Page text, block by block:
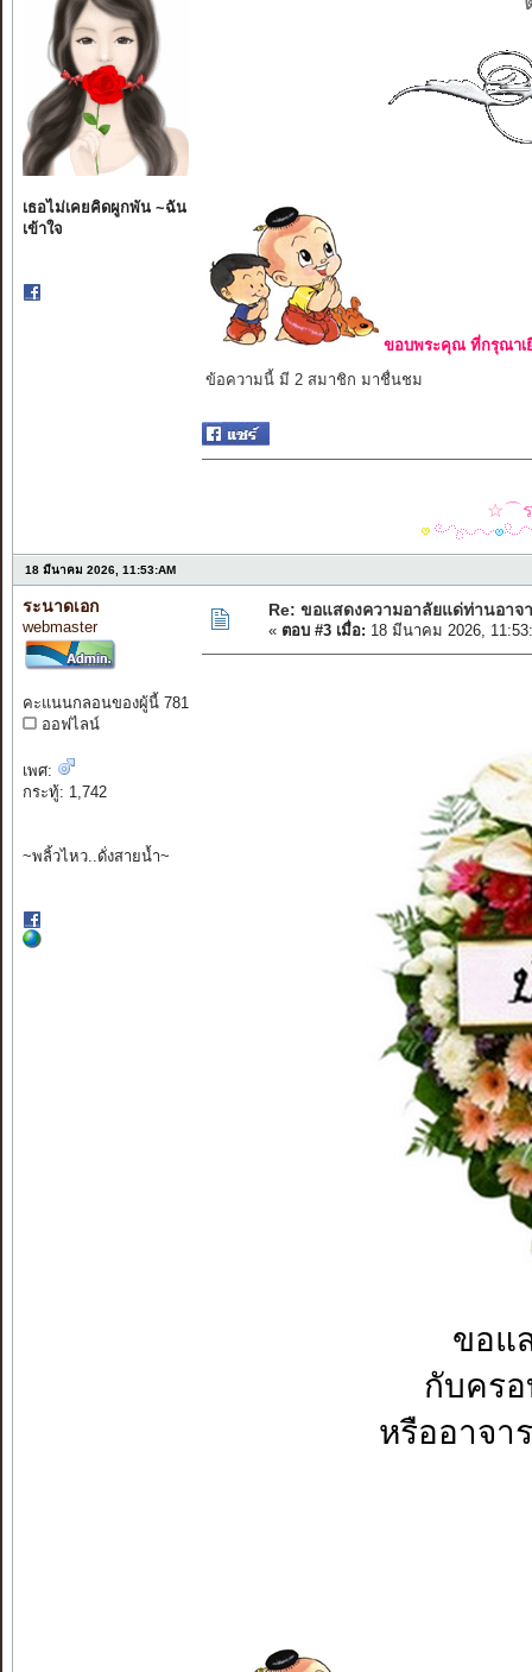
เธอไม่เคยคิดผูกพัน ~ฉัน
เข้าใจ
ขอบพระคุณ ที่กรุณาเ
ข้อความนี้ มี 2 สมาชิก มาชื่นชม
☆⌒ร
18 มีนาคม 2026, 11:53:AM
ระนาดเอก
webmaster
คะแนนกลอนของผู้นี้ 781
ออฟไลน์
เพศ:
กระทู้: 1,742
~พลิ้วไหว..ดั่งสายน้ำ~
Re: ขอแสดงความอาลัยแด่ท่านอาจ
« ตอบ #3 เมื่อ: 18 มีนาคม 2026,
ขอแ
กับคร
หรืออาจา